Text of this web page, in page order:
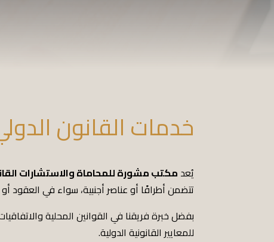
خدمات القانون
يُعدمكتب مشورة للمحاماة والاستشارات
تتضمن أطرافًا أو عناصر أجنبية، سواء في العقود أو
بفضل خبرة فريقنا في القوانين المحلية
للمعايير القانونية الدولية.